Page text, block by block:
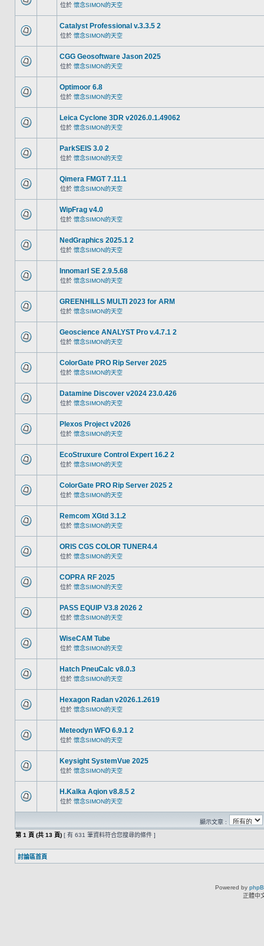
位於 懷念SIMON的天空
Catalyst Professional v.3.3.5 2
位於 懷念SIMON的天空
CGG Geosoftware Jason 2025
位於 懷念SIMON的天空
Optimoor 6.8
位於 懷念SIMON的天空
Leica Cyclone 3DR v2026.0.1.49062
位於 懷念SIMON的天空
ParkSEIS 3.0 2
位於 懷念SIMON的天空
Qimera FMGT 7.11.1
位於 懷念SIMON的天空
WipFrag v4.0
位於 懷念SIMON的天空
NedGraphics 2025.1 2
位於 懷念SIMON的天空
InnomarI SE 2.9.5.68
位於 懷念SIMON的天空
GREENHILLS MULTI 2023 for ARM
位於 懷念SIMON的天空
Geoscience ANALYST Pro v.4.7.1 2
位於 懷念SIMON的天空
ColorGate PRO Rip Server 2025
位於 懷念SIMON的天空
Datamine Discover v2024 23.0.426
位於 懷念SIMON的天空
Plexos Project v2026
位於 懷念SIMON的天空
EcoStruxure Control Expert 16.2 2
位於 懷念SIMON的天空
ColorGate PRO Rip Server 2025 2
位於 懷念SIMON的天空
Remcom XGtd 3.1.2
位於 懷念SIMON的天空
ORIS CGS COLOR TUNER4.4
位於 懷念SIMON的天空
COPRA RF 2025
位於 懷念SIMON的天空
PASS EQUIP V3.8 2026 2
位於 懷念SIMON的天空
WiseCAM Tube
位於 懷念SIMON的天空
Hatch PneuCalc v8.0.3
位於 懷念SIMON的天空
Hexagon Radan v2026.1.2619
位於 懷念SIMON的天空
Meteodyn WFO 6.9.1 2
位於 懷念SIMON的天空
Keysight SystemVue 2025
位於 懷念SIMON的天空
H.Kalka Aqion v8.8.5 2
位於 懷念SIMON的天空
顯示文章 :
第 1 頁 (共 13 頁) [ 有 631 筆資料符合您搜尋的條件 ]
討論區首頁
Powered by
正體中